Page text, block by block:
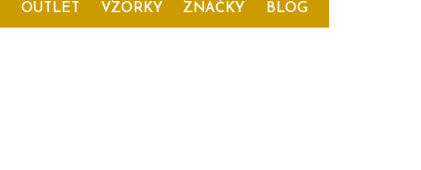
OUTLET VZORKY ZNAČKY BLOG